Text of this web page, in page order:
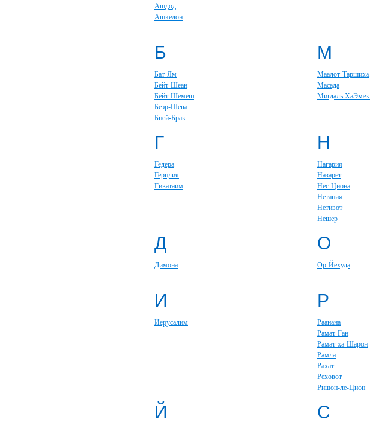
Ашдод
Ашкелон
Б
Бат-Ям
Бейт-Шеан
Бейт-Шемеш
Беэр-Шева
Бней-Брак
М
Маалот-Таршиха
Масада
Мигдаль ХаЭмек
Г
Гедера
Герцлия
Гиватаим
Н
Нагария
Назарет
Нес-Циона
Нетания
Нетивот
Нешер
Д
Димона
О
Ор-Йехуда
И
Иерусалим
Р
Раанана
Рамат-Ган
Рамат-ха-Шарон
Рамла
Рахат
Реховот
Ришон-ле-Цион
Й С